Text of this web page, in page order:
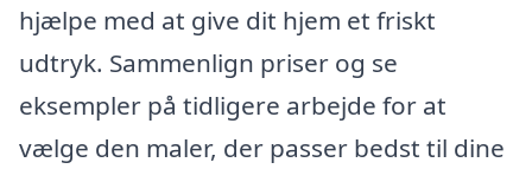
hjælpe med at give dit hjem et friskt
udtryk. Sammenlign priser og se
eksempler på tidligere arbejde for at
vælge den maler, der passer bedst til dine